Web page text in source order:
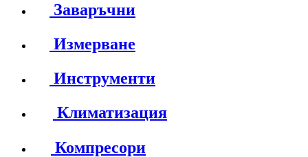
Заваръчни
Измерване
Инструменти
Климатизация
Компресори